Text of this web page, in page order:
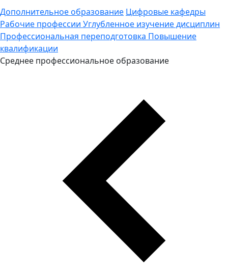
Дополнительное образование Цифровые кафедры
Рабочие профессии Углубленное изучение дисциплин
Профессиональная переподготовка Повышение
квалификации
Среднее профессиональное образование